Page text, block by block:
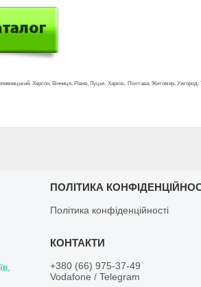
Херсон, Вінниця, Рівне, Луцьк, Харків, Полтава, Житомир,
ПОЛІТИКА
Політика конфіденційності
+380 (66) 975-37-49
Vodafone / Telegram